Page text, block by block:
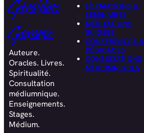
Géraldine
Garance
Auteure.
Oracles. Livres.
Spiritualité.
Consultation
médiumnique.
Enseignements.
Stages.
Médium.
FORMATIONS &
SÉMINAIRES
MÉDITATIONS
GUIDÉES
CONFÉRENCES &
DÉDICACES
CONSULTATIONS
MÉDIUMNIQUES